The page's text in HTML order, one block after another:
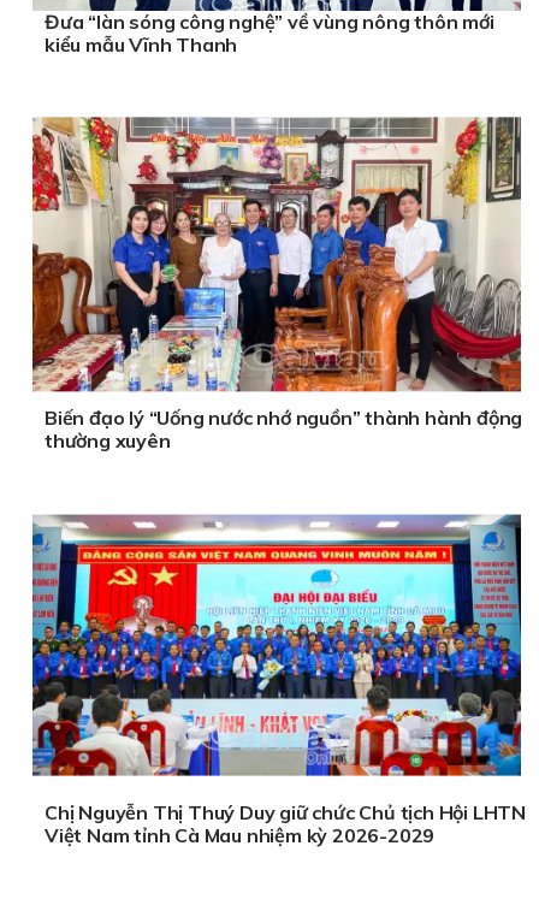
Đưa “làn sóng công nghệ” về vùng nông thôn mới
kiểu mẫu Vĩnh Thanh
Biến đạo lý “Uống nước nhớ nguồn” thành hành động
thường xuyên
Chị Nguyễn Thị Thuý Duy giữ chức Chủ tịch Hội LHTN
Việt Nam tỉnh Cà Mau nhiệm kỳ 2026-2029